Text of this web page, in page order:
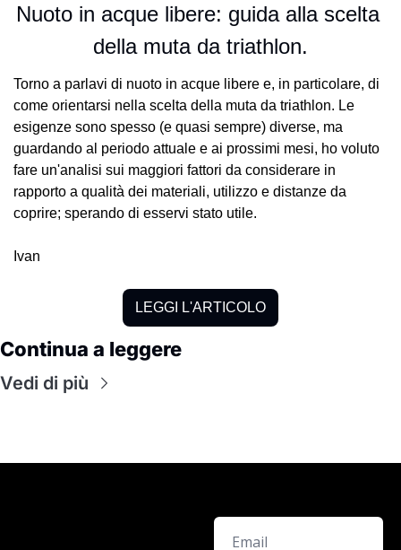
Nuoto in acque libere: guida alla scelta
della muta da triathlon.
Torno a parlavi di nuoto in acque libere e, in particolare, di
come orientarsi nella scelta della muta da triathlon. Le
esigenze sono spesso (e quasi sempre) diverse, ma
guardando al periodo attuale e ai prossimi mesi, ho voluto
fare un'analisi sui maggiori fattori da considerare in
rapporto a qualità dei materiali, utilizzo e distanze da
coprire; sperando di esservi stato utile.
Ivan
LEGGI L'ARTICOLO
Continua a leggere
Vedi di più